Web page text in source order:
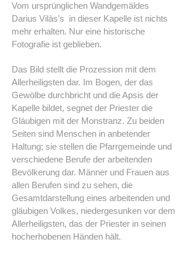
Vom ursprünglichen Wandgemäldes
Darius Vilàs’s in dieser Kapelle ist nichts
mehr erhalten. Nur eine historische
Fotografie ist geblieben.
Das Bild stellt die Prozession mit dem
Allerheiligsten dar. Im Bogen, der das
Gewölbe durchbricht und die Apsis der
Kapelle bildet, segnet der Priester die
Gläubigen mit der Monstranz. Zu beiden
Seiten sind Menschen in anbetender
Haltung; sie stellen die Pfarrgemeinde und
verschiedene Berufe der arbeitenden
Bevölkerung dar. Männer und Frauen aus
allen Berufen sind zu sehen, die
Gesamtdarstellung eines arbeitenden und
gläubigen Volkes, niedergesunken vor dem
Allerheiligsten, das der Priester in seinen
hocherhobenen Händen hält.